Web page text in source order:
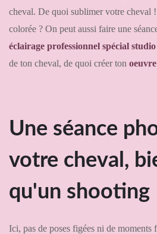
cheval. De quoi sublimer votre cheval
colorée ? On peut aussi faire une
éclairage professionnel spécial studio
de ton cheval, de quoi créer ton
Une séance
votre cheval,
qu'un shooting
Ici, pas de poses figées ni de moments